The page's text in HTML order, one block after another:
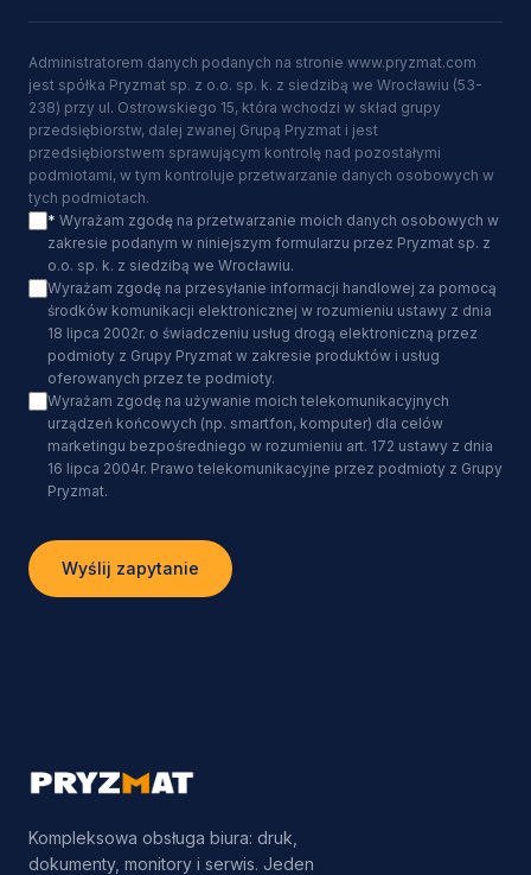
Administratorem danych podanych na stronie www.pryzmat.com
jest spółka Pryzmat sp. z o.o. sp. k. z siedzibą we Wrocławiu (53-
238) przy ul. Ostrowskiego 15, która wchodzi w skład grupy
przedsiębiorstw, dalej zwanej Grupą Pryzmat i jest
przedsiębiorstwem sprawującym kontrolę nad pozostałymi
podmiotami, w tym kontroluje przetwarzanie danych osobowych w
tych podmiotach.
* Wyrażam zgodę na przetwarzanie moich danych osobowych w
zakresie podanym w niniejszym formularzu przez Pryzmat sp. z
o.o. sp. k. z siedzibą we Wrocławiu.
Wyrażam zgodę na przesyłanie informacji handlowej za pomocą
środków komunikacji elektronicznej w rozumieniu ustawy z dnia
18 lipca 2002r. o świadczeniu usług drogą elektroniczną przez
podmioty z Grupy Pryzmat w zakresie produktów i usług
oferowanych przez te podmioty.
Wyrażam zgodę na używanie moich telekomunikacyjnych
urządzeń końcowych (np. smartfon, komputer) dla celów
marketingu bezpośredniego w rozumieniu art. 172 ustawy z dnia
16 lipca 2004r. Prawo telekomunikacyjne przez podmioty z Grupy
Pryzmat.
Wyślij zapytanie
Kompleksowa obsługa biura: druk,
dokumenty, monitory i serwis. Jeden